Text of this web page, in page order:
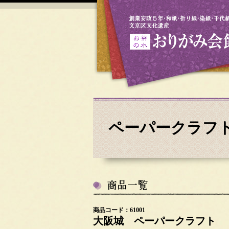
ペーパークラフ
商品コード：61001
大阪城 ペーパークラフト